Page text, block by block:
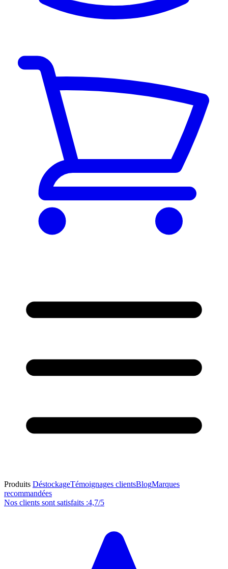
Produits DéstockageTémoignages clientsBlogMarques
recommandées
Nos clients sont satisfaits :4,7/5